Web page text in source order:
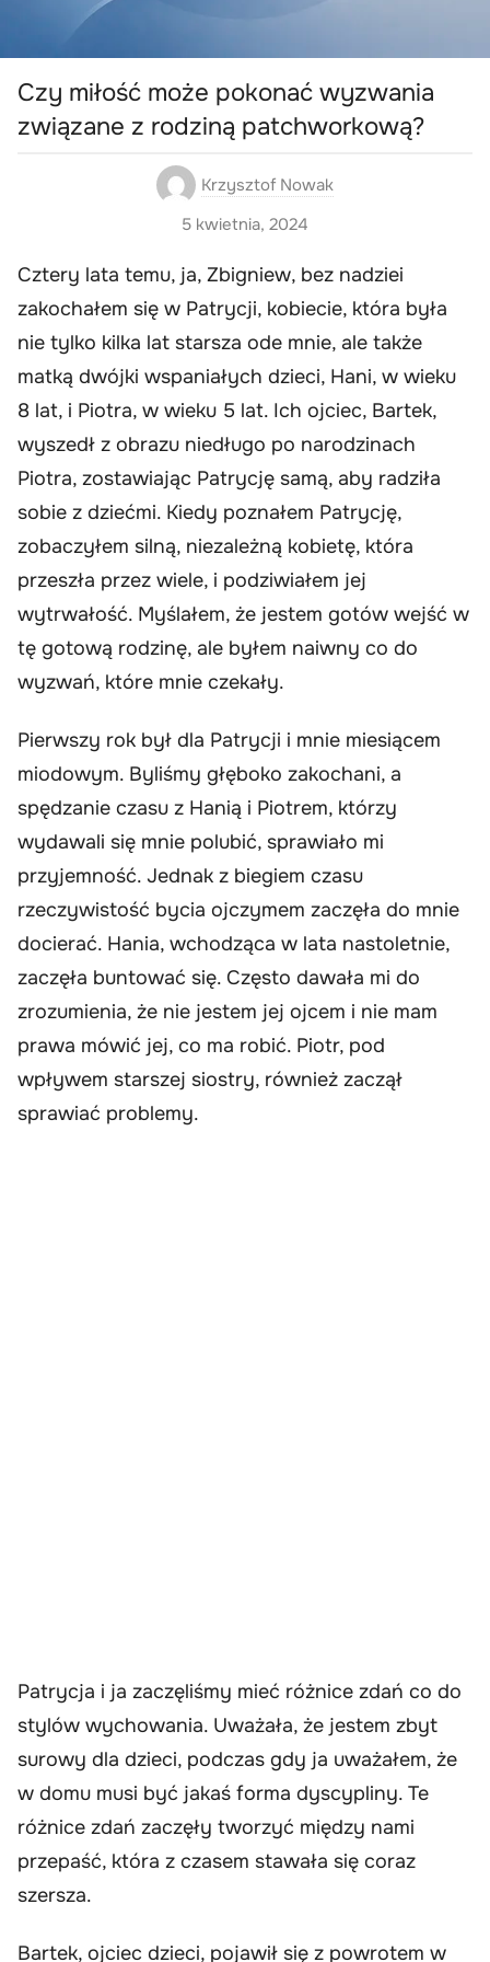
Czy miłość może pokonać wyzwania
związane z rodziną patchworkową?
Krzysztof Nowak
5 kwietnia, 2024
Cztery lata temu, ja, Zbigniew, bez nadziei
zakochałem się w Patrycji, kobiecie, która była
nie tylko kilka lat starsza ode mnie, ale także
matką dwójki wspaniałych dzieci, Hani, w wieku
8 lat, i Piotra, w wieku 5 lat. Ich ojciec, Bartek,
wyszedł z obrazu niedługo po narodzinach
Piotra, zostawiając Patrycję samą, aby radziła
sobie z dziećmi. Kiedy poznałem Patrycję,
zobaczyłem silną, niezależną kobietę, która
przeszła przez wiele, i podziwiałem jej
wytrwałość. Myślałem, że jestem gotów wejść w
tę gotową rodzinę, ale byłem naiwny co do
wyzwań, które mnie czekały.
Pierwszy rok był dla Patrycji i mnie miesiącem
miodowym. Byliśmy głęboko zakochani, a
spędzanie czasu z Hanią i Piotrem, którzy
wydawali się mnie polubić, sprawiało mi
przyjemność. Jednak z biegiem czasu
rzeczywistość bycia ojczymem zaczęła do mnie
docierać. Hania, wchodząca w lata nastoletnie,
zaczęła buntować się. Często dawała mi do
zrozumienia, że nie jestem jej ojcem i nie mam
prawa mówić jej, co ma robić. Piotr, pod
wpływem starszej siostry, również zaczął
sprawiać problemy.
Patrycja i ja zaczęliśmy mieć różnice zdań co do
stylów wychowania. Uważała, że jestem zbyt
surowy dla dzieci, podczas gdy ja uważałem, że
w domu musi być jakaś forma dyscypliny. Te
różnice zdań zaczęły tworzyć między nami
przepaść, która z czasem stawała się coraz
szersza.
Bartek, ojciec dzieci, pojawił się z powrotem w